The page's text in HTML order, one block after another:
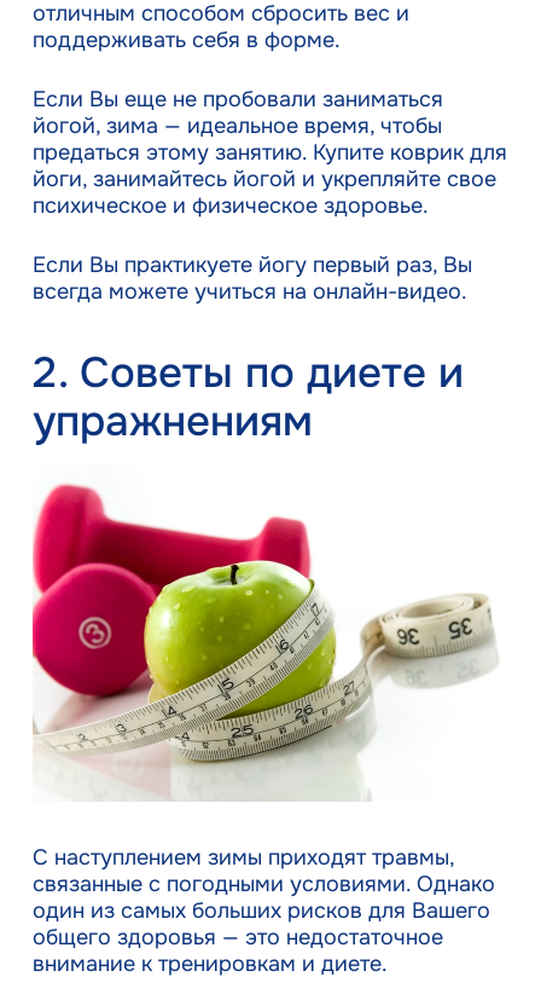
отличным способом сбросить вес и
поддерживать себя в форме.
Если Вы еще не пробовали заниматься
йогой, зима — идеальное время, чтобы
предаться этому занятию. Купите коврик для
йоги, занимайтесь йогой и укрепляйте свое
психическое и физическое здоровье.
Если Вы практикуете йогу первый раз, Вы
всегда можете учиться на онлайн-видео.
2. Советы по диете и
упражнениям
С наступлением зимы приходят травмы,
связанные с погодными условиями. Однако
один из самых больших рисков для Вашего
общего здоровья — это недостаточное
внимание к тренировкам и диете.